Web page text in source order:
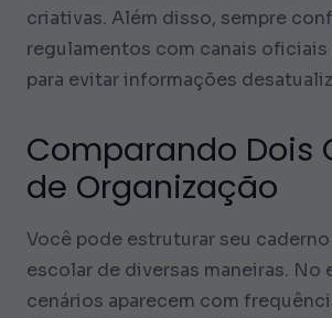
criativas. Além disso, sempre
regulamentos com canais oficiais
para evitar informações
Comparando Dois
de Organização
Você pode estruturar seu
escolar de diversas maneiras. No
cenários aparecem com